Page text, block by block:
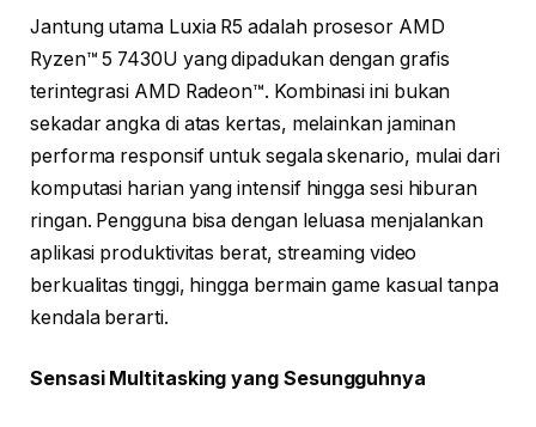
Jantung utama Luxia R5 adalah prosesor AMD
Ryzen™ 5 7430U yang dipadukan dengan grafis
terintegrasi AMD Radeon™. Kombinasi ini bukan
sekadar angka di atas kertas, melainkan jaminan
performa responsif untuk segala skenario, mulai dari
komputasi harian yang intensif hingga sesi hiburan
ringan. Pengguna bisa dengan leluasa menjalankan
aplikasi produktivitas berat, streaming video
berkualitas tinggi, hingga bermain game kasual tanpa
kendala berarti.
Sensasi Multitasking yang Sesungguhnya